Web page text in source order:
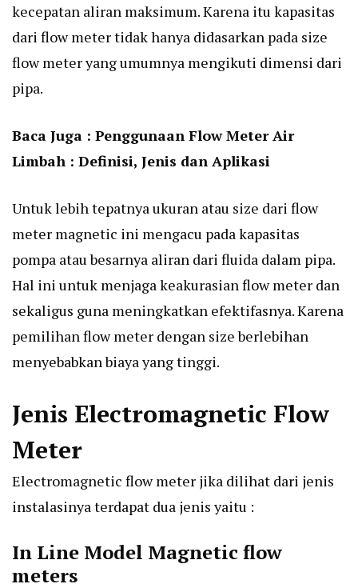
kecepatan aliran maksimum. Karena itu kapasitas
dari flow meter tidak hanya didasarkan pada size
flow meter yang umumnya mengikuti dimensi dari
pipa.
Baca Juga : Penggunaan Flow Meter Air
Limbah : Definisi, Jenis dan Aplikasi
Untuk lebih tepatnya ukuran atau size dari flow
meter magnetic ini mengacu pada kapasitas
pompa atau besarnya aliran dari fluida dalam pipa.
Hal ini untuk menjaga keakurasian flow meter dan
sekaligus guna meningkatkan efektifasnya. Karena
pemilihan flow meter dengan size berlebihan
menyebabkan biaya yang tinggi.
Jenis Electromagnetic Flow
Meter
Electromagnetic flow meter jika dilihat dari jenis
instalasinyaterdapat dua jenis yaitu :
In Line Model Magnetic flow
meters